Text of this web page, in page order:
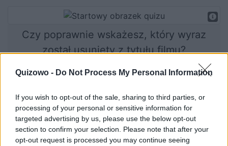
Quizowo - Do Not Process My Personal Information
If you wish to opt-out of the sale, sharing to third parties, or
processing of your personal or sensitive information for
targeted advertising by us, please use the below opt-out
section to confirm your selection. Please note that after your
opt-out request is processed you may continue seeing
Czy poprawnie wskażesz, który wyraz
został usunięty z tytułu filmu?
Rozpocznij quiz